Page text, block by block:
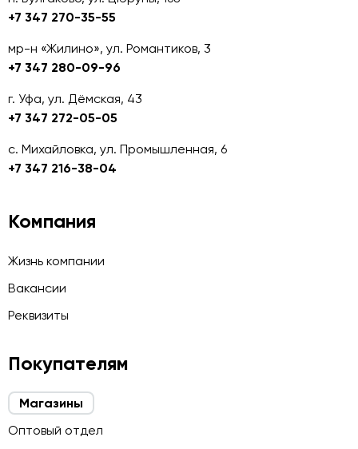
+7 347 270-35-55
мр-н «Жилино», ул. Романтиков, 3
+7 347 280-09-96
г. Уфа, ул. Дёмская, 43
+7 347 272-05-05
с. Михайловка, ул. Промышленная, 6
+7 347 216-38-04
Компания
Жизнь компании
Вакансии
Реквизиты
Покупателям
Магазины
Оптовый отдел